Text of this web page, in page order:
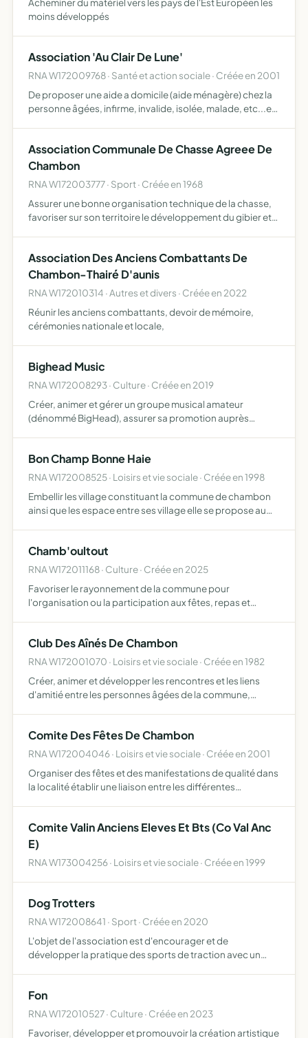
Acheminer du matériel vers les pays de l'Est Européen les
moins développés
Association 'Au Clair De Lune'
RNA W172009768 · Santé et action sociale · Créée en 2001
De proposer une aide a domicile (aide ménagère) chez la
personne âgées, infirme, invalide, isolée, malade, etc...et
Association Communale De Chasse Agreee De
Chambon
RNA W172003777 · Sport · Créée en 1968
Assurer une bonne organisation technique de la chasse,
favoriser sur son territoire le développement du gibier et
cynégétiq…
Association Des Anciens Combattants De
Chambon-Thairé D'aunis
RNA W172010314 · Autres et divers · Créée en 2022
Réunir les anciens combattants, devoir de mémoire,
cérémonies nationale et locale,
Bighead Music
RNA W172008293 · Culture · Créée en 2019
Créer, animer et gérer un groupe musical amateur
(dénommé BigHead), assurer sa promotion auprès
Bon Champ Bonne Haie
RNA W172008525 · Loisirs et vie sociale · Créée en 1998
Embellir les village constituant la commune de chambon
ainsi que les espace entre ses village elle se propose au
Chamb'oultout
RNA W172011168 · Culture · Créée en 2025
Favoriser le rayonnement de la commune pour
l'organisation ou la participation aux fêtes, repas et
Chambo…
Club Des Aînés De Chambon
RNA W172001070 · Loisirs et vie sociale · Créée en 1982
Créer, animer et développer les rencontres et les liens
d'amitié entre les personnes âgées de la commune,
philosophiques, rel…
Comite Des Fêtes De Chambon
RNA W172004046 · Loisirs et vie sociale · Créée en 2001
Organiser des fêtes et des manifestations de qualité dans
la localité établir une liaison entre les différentes
Comite Valin Anciens Eleves Et Bts (Co Val Anc
E)
RNA W173004256 · Loisirs et vie sociale · Créée en 1999
Dog Trotters
RNA W172008641 · Sport · Créée en 2020
L'objet de l'association est d'encourager et de
développer la pratique des sports de traction avec un
même …
Fon
RNA W172010527 · Culture · Créée en 2023
Favoriser, développer et promouvoir la création artistique